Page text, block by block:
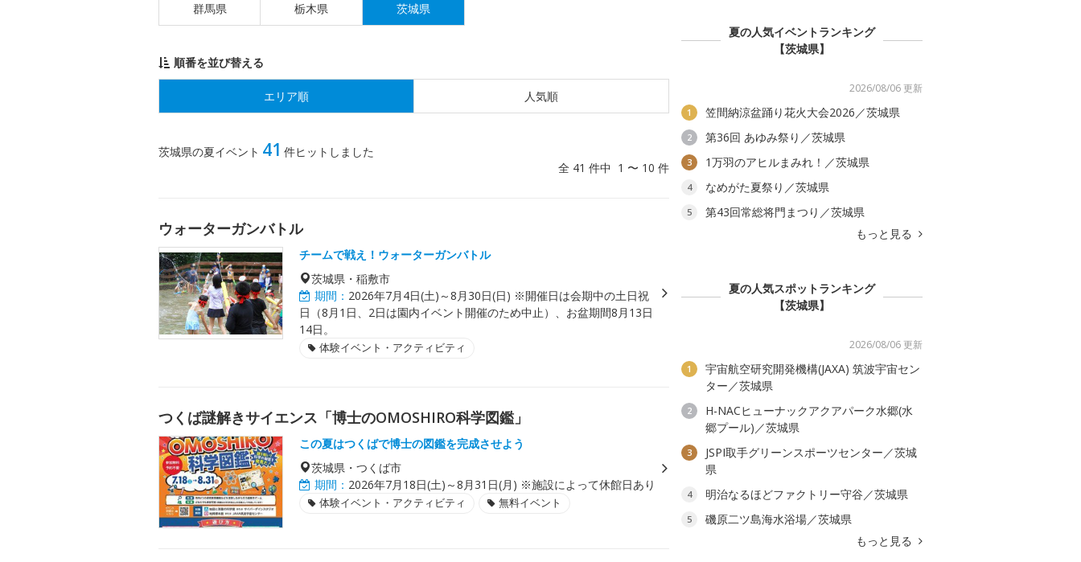
群馬県 栃木県 茨城県
順番を並び替える
エリア順 人気順
茨城県の夏イベント 41 件ヒットしました
全 41 件中 1 〜 10 件
ウォーターガンバトル
チームで戦え！ウォーターガンバトル
茨城県・稲敷市
期間： 2026年7月4日(土)～8月30日(日) ※開催日は会期中の土日祝
日（8月1日、2日は園内イベント開催のため中止）、お盆期間8月13日
14日。
体験イベント・アクティビティ
つくば謎解きサイエンス「博士のOMOSHIRO科学図鑑」
この夏はつくばで博士の図鑑を完成させよう
茨城県・つくば市
期間： 2026年7月18日(土)～8月31日(月) ※施設によって休館日あり
体験イベント・アクティビティ 無料イベント
夏の人気イベントランキング
【茨城県】
2026/08/06 更新
1 笠間納涼盆踊り花火大会2026／茨城県
2 第36回 あゆみ祭り／茨城県
3 1万羽のアヒルまみれ！／茨城県
4 なめがた夏祭り／茨城県
5
第43回常総将門まつり／茨城県
もっと見る
夏の人気スポットランキング
【茨城県】
2026/08/06 更新
1
宇宙航空研究開発機構(JAXA) 筑波宇宙セン
ター／茨城県
2
H-NACヒューナックアクアパーク水郷(水
郷プール)／茨城県
3
JSPI取手グリーンスポーツセンター／茨城
県
4 明治なるほどファクトリー守谷／茨城県
5
磯原二ツ島海水浴場／茨城県
もっと見る